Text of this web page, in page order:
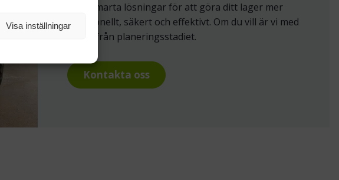
Visa inställningar
hitta smarta lösningar för att göra ditt lager mer
funktionellt, säkert och effektivt. Om du vill är vi med
redan från planeringsstadiet.
Kontakta oss